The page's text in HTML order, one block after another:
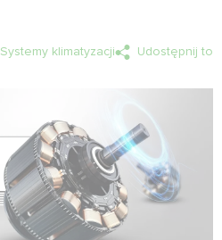
Systemy klimatyzacji Udostępnij to